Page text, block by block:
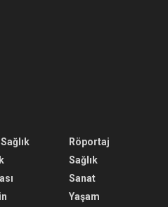
Röportaj
Sağlık
Sanat
Yaşam